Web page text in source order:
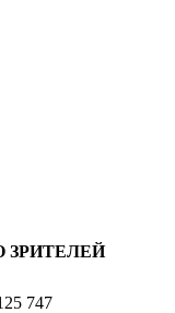
ЗРИТЕЛЕЙ
747